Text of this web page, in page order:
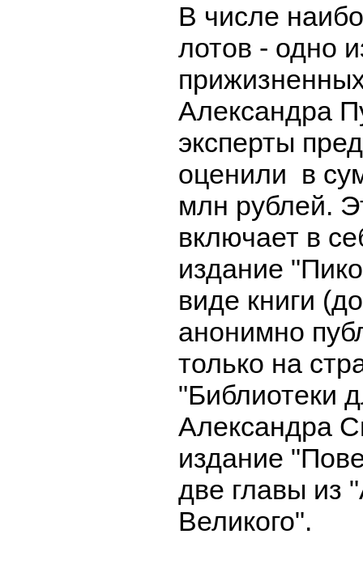
В числе
лотов - одно
Александра
эксперты
оценили в
млн рублей.
включает в
издание
виде книги
анонимно
только на
"Библиотеки
Александра
издание
две главы из
Великого".